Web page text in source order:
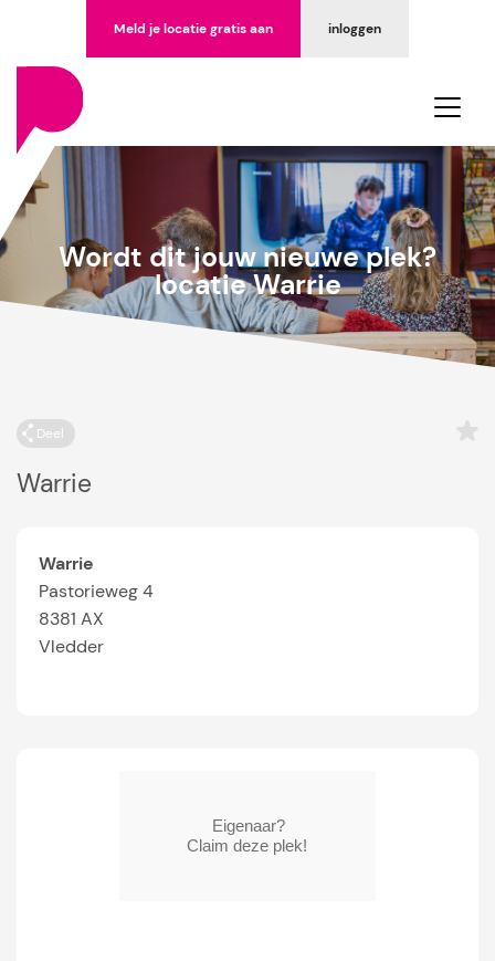
inloggen
Meld je locatie gratis aan
Wordt dit jouw nieuwe plek?
locatie Warrie
Deel
Warrie
Warrie
Pastorieweg 4
8381 AX
Vledder